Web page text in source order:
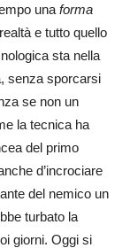
una forma
e tutto quello
sta nella
senza sporcarsi
se non un
la tecnica ha
del primo
d’incrociare
del nemico un
turbato la
giorni. Oggi si